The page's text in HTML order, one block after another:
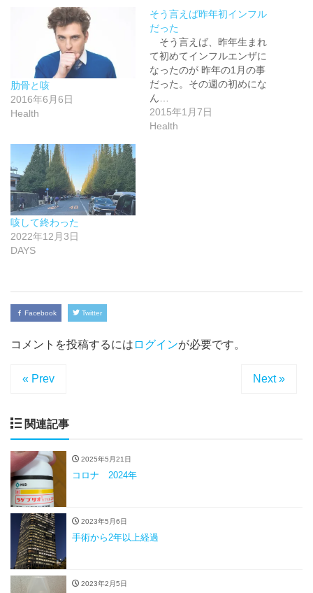
肋骨と咳
2016年6月6日
Health
そう言えば昨年初インフル
だった
そう言えば、昨年生まれ
て初めてインフルエンザに
なったのが 昨年の1月の事
だった。その週の初めにな
ん…
2015年1月7日
Health
咳して終わった
2022年12月3日
DAYS
Facebook Twitter
コメントを投稿するには ログインが必要です。
« Prev Next »
関連記事
2025年5月21日
コロナ 2024年
2023年5月6日
手術から2年以上経過
2023年2月5日